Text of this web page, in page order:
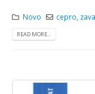
Novo cepro,
READ MORE...